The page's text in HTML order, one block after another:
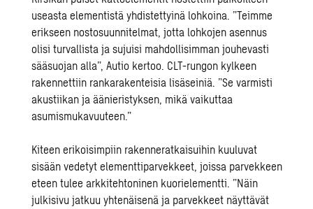
useasta elementistä yhdistettyinä lohkoina. ”Teimme
erikseen nostosuunnitelmat, jotta lohkojen asennus
olisi turvallista ja sujuisi mahdollisimman jouhevasti
sääsuojan alla”, Autio kertoo. CLT-rungon kylkeen
rakennettiin rankarakenteisia lisäseiniä. ”Se varmisti
akustiikan ja äänieristyksen, mikä vaikuttaa
asumismukavuuteen.”
Kiteen erikoisimpiin rakenneratkaisuihin kuuluvat
sisään vedetyt elementtiparvekkeet, joissa parvekkeen
eteen tulee arkkitehtoninen kuorielementti. ”Näin
julkisivu jatkuu yhtenäisenä ja parvekkeet näyttävät